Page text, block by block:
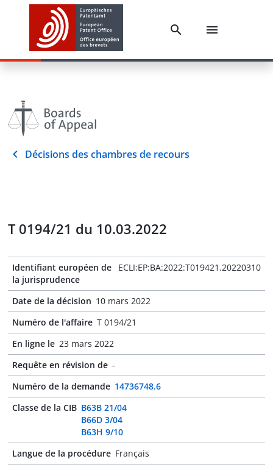
Décisions des chambres de recours
T 0194/21 du 10.03.2022
Identifiant européen de
la jurisprudence
ECLI:EP:BA:2022:T019421.20220310
Date de la décision 10 mars 2022
Numéro de l'affaire T 0194/21
En ligne le 23 mars 2022
Requête en révision de -
Numéro de la demande 14736748.6
Classe de la CIB B63B 21/04
B66D 3/04
B63H 9/10
Langue de la procédure Français